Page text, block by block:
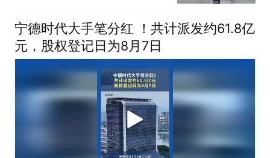
宁德时代大手笔分红 ！共计派发约61.8亿
元，股权登记日为8月7日